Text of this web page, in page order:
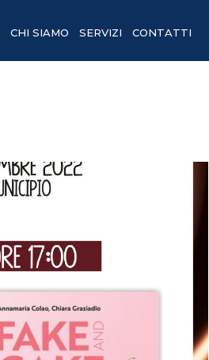
CHI SIAMO SERVIZI CONTATTI